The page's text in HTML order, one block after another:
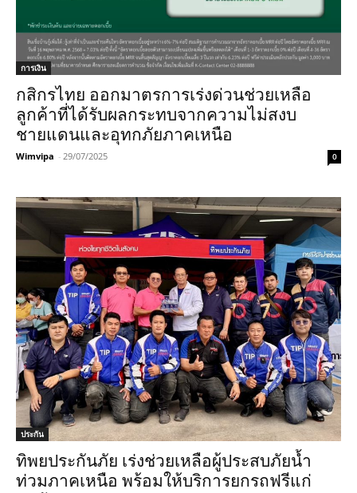
การเงิน
กสิกรไทย ออกมาตรการเร่งด่วนช่วยเหลือ
ลูกค้าที่ได้รับผลกระทบจากความไม่สงบ
ชายแดนและอุทกภัยภาคเหนือ
Wimvipa - 29/07/2025 0
ประกัน
ทิพยประกันภัย เร่งช่วยเหลือผู้ประสบภัยน้ำ
ท่วมภาคเหนือ พร้อมให้บริการยกรถฟรีแก่